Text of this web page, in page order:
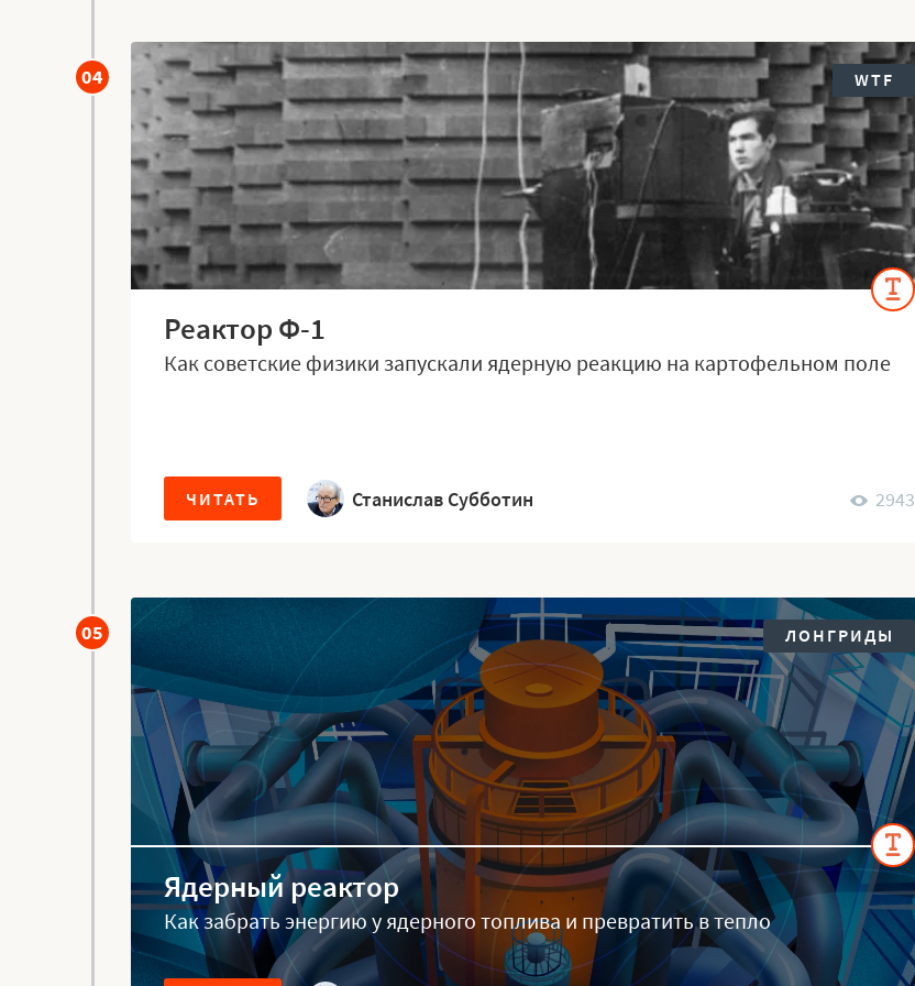
04
Реактор Ф-1
Как советские физики запускали ядерную реакцию на картофельном поле
ЧИТАТЬ Станислав Субботин 2943
WTF
05
Ядерный реактор
Как забрать энергию у ядерного топлива и превратить в тепло
ЛОНГРИДЫ